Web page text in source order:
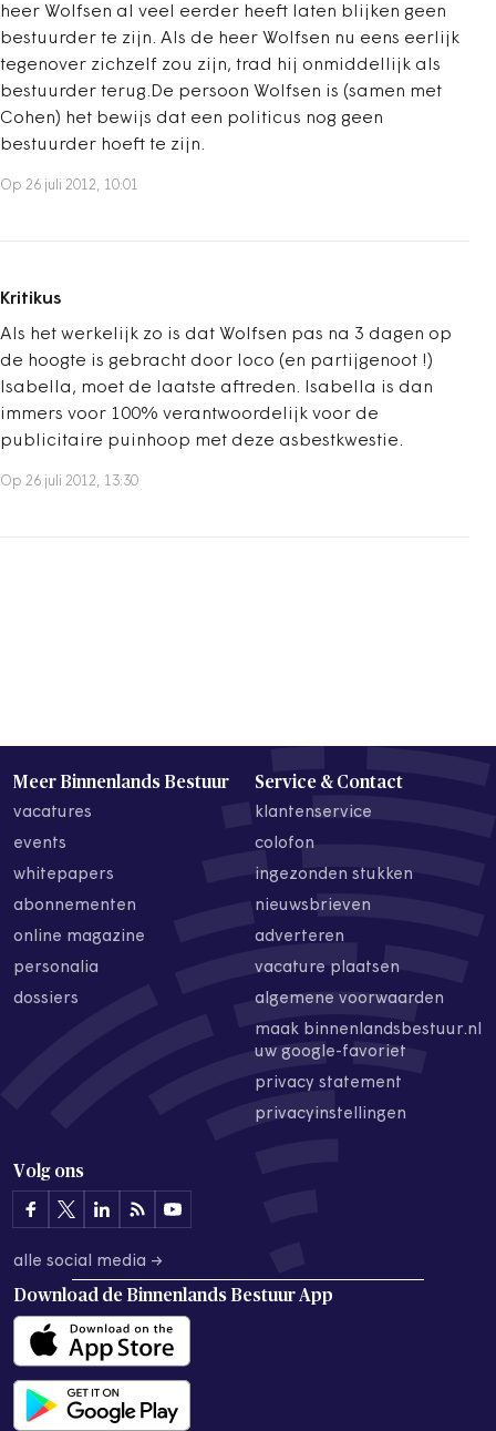
heer Wolfsen al veel eerder heeft laten blijken geen
bestuurder te zijn. Als de heer Wolfsen nu eens eerlijk
tegenover zichzelf zou zijn, trad hij onmiddellijk als
bestuurder terug.De persoon Wolfsen is (samen met
Cohen) het bewijs dat een politicus nog geen
bestuurder hoeft te zijn.
Op 26 juli 2012, 10:01
Kritikus
Als het werkelijk zo is dat Wolfsen pas na 3 dagen op
de hoogte is gebracht door loco (en partijgenoot !)
Isabella, moet de laatste aftreden. Isabella is dan
immers voor 100% verantwoordelijk voor de
publicitaire puinhoop met deze asbestkwestie.
Op 26 juli 2012, 13:30
Meer Binnenlands Bestuur
vacatures
events
whitepapers
abonnementen
online magazine
personalia
dossiers
Service & Contact
klantenservice
colofon
ingezonden stukken
nieuwsbrieven
adverteren
vacature plaatsen
algemene voorwaarden
maak binnenlandsbestuur.nl
uw google-favoriet
privacy statement
privacyinstellingen
Volg ons
alle social media →
Download de Binnenlands Bestuur App